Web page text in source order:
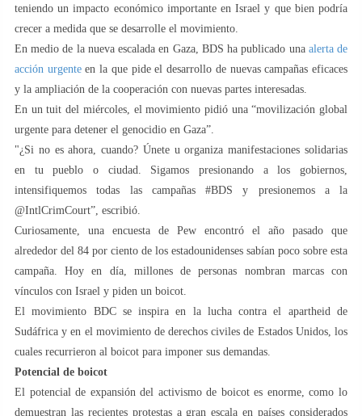
teniendo un impacto económico importante en Israel y que bien podría
crecer a medida que se desarrolle el movimiento.
En medio de la nueva escalada en Gaza, BDS ha publicado una alerta de
acción urgenteen la que pide el desarrollo de nuevas campañas eficaces
y la ampliación de la cooperación con nuevas partes interesadas.
En un tuit del miércoles, el movimiento pidió una “movilización global
urgente para detener el genocidio en Gaza”.
"¿Si no es ahora, cuando? Únete u organiza manifestaciones solidarias
en tu pueblo o ciudad. Sigamos presionando a los gobiernos,
intensifiquemos todas las campañas #BDS y presionemos a la
@IntlCrimCourt”, escribió.
Curiosamente, una encuesta de Pew encontró el año pasado que
alrededor del 84 por ciento de los estadounidenses sabían poco sobre esta
campaña. Hoy en día, millones de personas nombran marcas con
vínculos con Israel y piden un boicot.
El movimiento BDC se inspira en la lucha contra el apartheid de
Sudáfrica y en el movimiento de derechos civiles de Estados Unidos, los
cuales recurrieron al boicot para imponer sus demandas.
Potencial de boicot
El potencial de expansión del activismo de boicot es enorme, como lo
demuestran las recientes protestas a gran escala en países considerados